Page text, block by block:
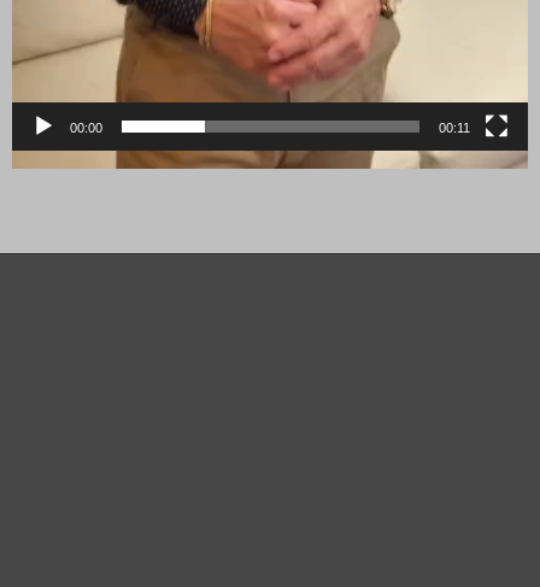
00:00 00:11